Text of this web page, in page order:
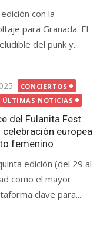
con la
para Granada. El
del punk y...
CONCIERTOS
ÚLTIMAS NOTICIAS
del Fulanita Fest
celebración europea
femenino
edición (del 29 al
como el mayor
clave para...